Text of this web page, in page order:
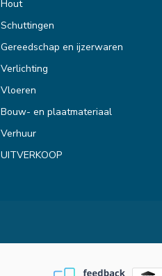
Hout
Schuttingen
Gereedschap en ijzerwaren
Verlichting
Vloeren
Bouw- en plaatmateriaal
Verhuur
UITVERKOOP